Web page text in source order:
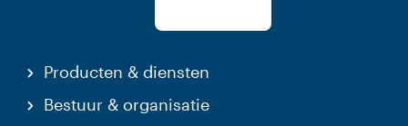
Producten & diensten
Bestuur & organisatie